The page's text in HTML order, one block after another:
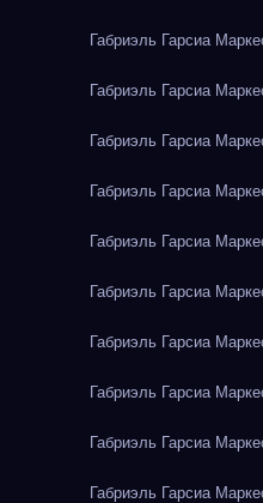
Габриэль Гарсиа
Габриэль Гарсиа
Габриэль Гарсиа
Габриэль Гарсиа
Габриэль Гарсиа
Габриэль Гарсиа
Габриэль Гарсиа
Габриэль Гарсиа
Габриэль Гарсиа
Габриэль Гарсиа